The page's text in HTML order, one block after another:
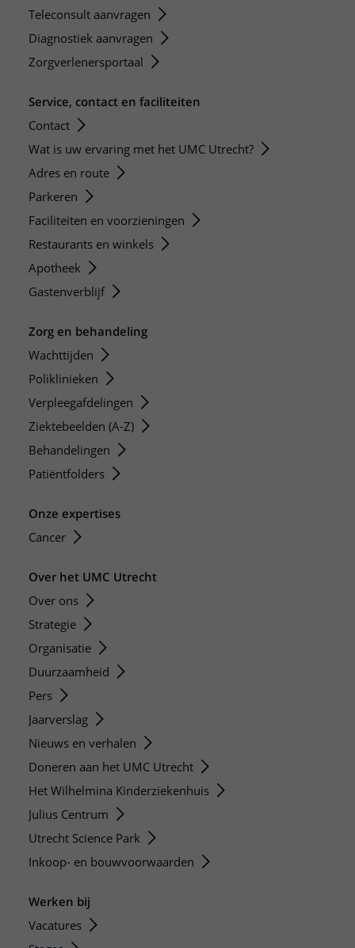
Teleconsult aanvragen
Diagnostiek aanvragen
Zorgverlenersportaal
Service, contact en faciliteiten
Contact
Wat is uw ervaring met het UMC Utrecht?
Adres en route
Parkeren
Faciliteiten en voorzieningen
Restaurants en winkels
Apotheek
Gastenverblijf
Zorg en behandeling
Wachttijden
Poliklinieken
Verpleegafdelingen
Ziektebeelden (A-Z)
Behandelingen
Patiëntfolders
Onze expertises
Cancer
Over het UMC Utrecht
Over ons
Strategie
Organisatie
Duurzaamheid
Pers
Jaarverslag
Nieuws en verhalen
Doneren aan het UMC Utrecht
Het Wilhelmina Kinderziekenhuis
Julius Centrum
Utrecht Science Park
Inkoop- en bouwvoorwaarden
Werken bij
Vacatures